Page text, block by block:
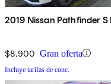
2019 Nissan Pathfinder S
$8,900 Gran oferta
Incluye tarifas de conc.